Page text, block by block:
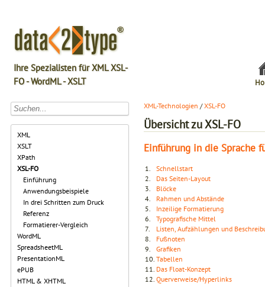
Ihre Spezialisten für XML XSL-
FO - WordML - XSLT
XML
XSLT
XPath
XSL-FO
Einführung
Anwendungsbeispiele
In drei Schritten zum Druck
Referenz
Formatierer-Vergleich
WordML
SpreadsheetML
PresentationML
ePUB
HTML & XHTML
XML-Technologien /XSL-FO
Übersicht zu XSL-FO
Einführung in die Sprache
1.
Schnellstart
2.
Das Seiten-Layout
3.
Blöcke
4.
Rahmen und Abstände
5.
Inzeilige Formatierung
6.
Typografische Mittel
7.
Listen, Aufzählungen und
8.
Fußnoten
9.
Grafiken
10. Tabellen
11. Das Float-Konzept
12. Querverweise/Hyperlinks